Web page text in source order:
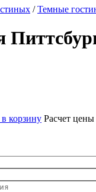
/Темные
корзину Расчет цены